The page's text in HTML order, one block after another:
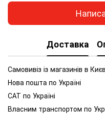
Доставка
Самовивіз із магазинів в
Нова пошта по Україні
САТ по Україні
Власним транспортом по